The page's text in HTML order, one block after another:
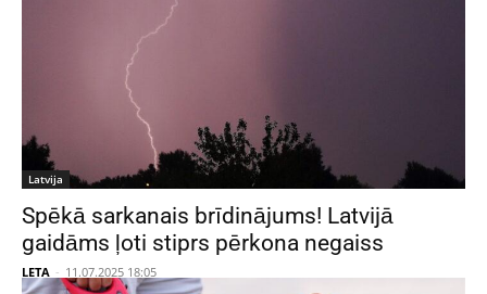
Latvija
Spēkā sarkanais brīdinājums! Latvijā
gaidāms ļoti stiprs pērkona negaiss
LETA - 11.07.2025 18:05